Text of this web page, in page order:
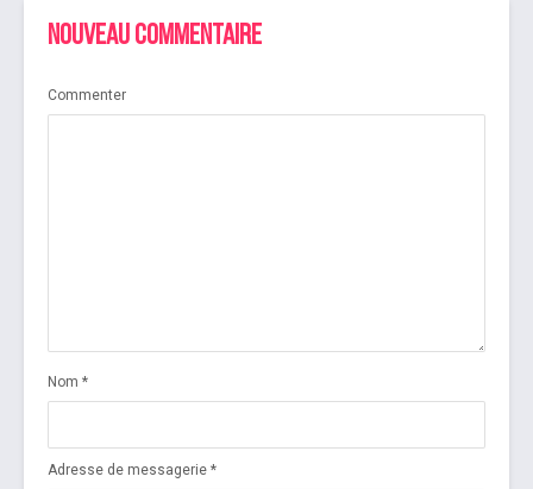
Nouveau commentaire
Commenter
Nom *
Adresse de messagerie *